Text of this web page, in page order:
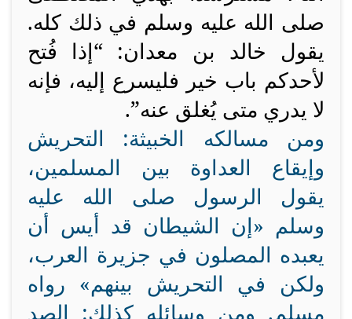
صلى الله عليه وسلم في ذلك كله.
يقول خالد بن معدان: “إذا فُتح
لأحدكم باب خير فليسرع إليه، فإنه
لا يدري متى يُغلق عنه”.
ومن مسالكه الخبيثة: التحريش
وإيقاع العداوة بين المسلمين،
يقول الرسول صلى الله عليه
وسلم «إن الشيطان قد أيس أن
يعبده المصلون في جزيرة العرب،
ولكن في التحريش بينهم» رواه
مسلم. ومن وسائله كذلك: الصد